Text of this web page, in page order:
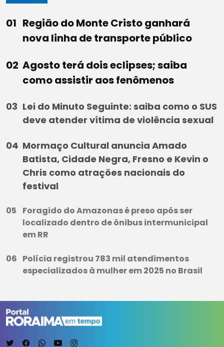
Região do Monte Cristo ganhará
nova linha de transporte público
Agosto terá dois eclipses; saiba
como assistir aos fenômenos
Lei do Minuto Seguinte: saiba como o SUS
deve atender vítima de violência sexual
Mormaço Cultural anuncia Amado
Batista, Cidade Negra, Fresno e Kevin o
Chris como atrações nacionais do
festival
Foragido do Amazonas é preso após ser
localizado dentro de ônibus intermunicipal
em RR
Polícia registrou 783 mil atendimentos
especializados à mulher em 2025 no Brasil